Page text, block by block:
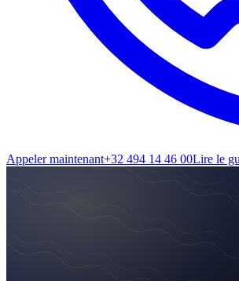
Appeler maintenant+32 494 14 46 00Lire le